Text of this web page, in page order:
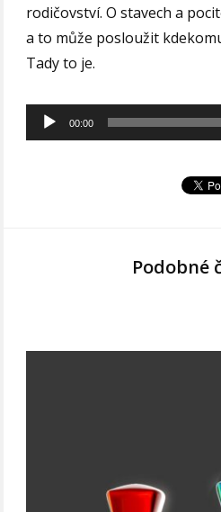
rodičovství. O stavech a
a to může posloužit
Tady to je.
Audio
přehrávač
00:00
Podobné